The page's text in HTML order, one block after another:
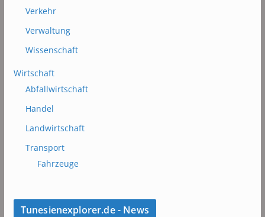
Verkehr
Verwaltung
Wissenschaft
Wirtschaft
Abfallwirtschaft
Handel
Landwirtschaft
Transport
Fahrzeuge
Tunesienexplorer.de - News